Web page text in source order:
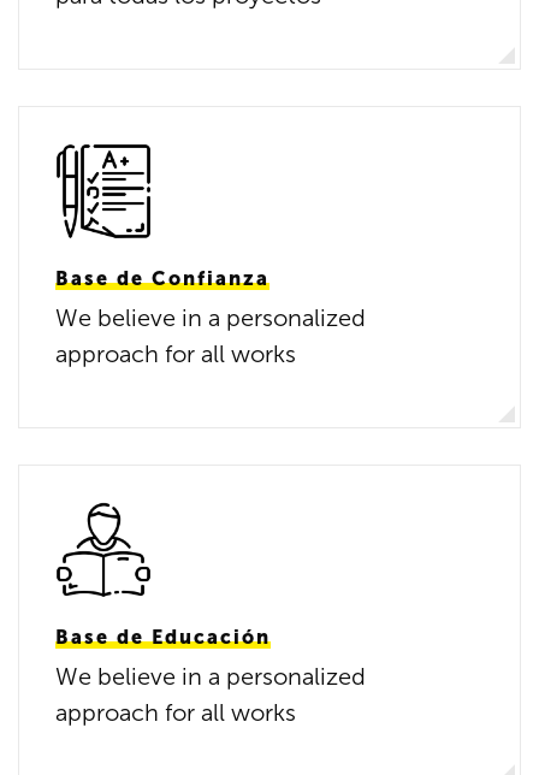
Base de Confianza
We believe in a personalized
approach for all works
Base de Educación
We believe in a personalized
approach for all works